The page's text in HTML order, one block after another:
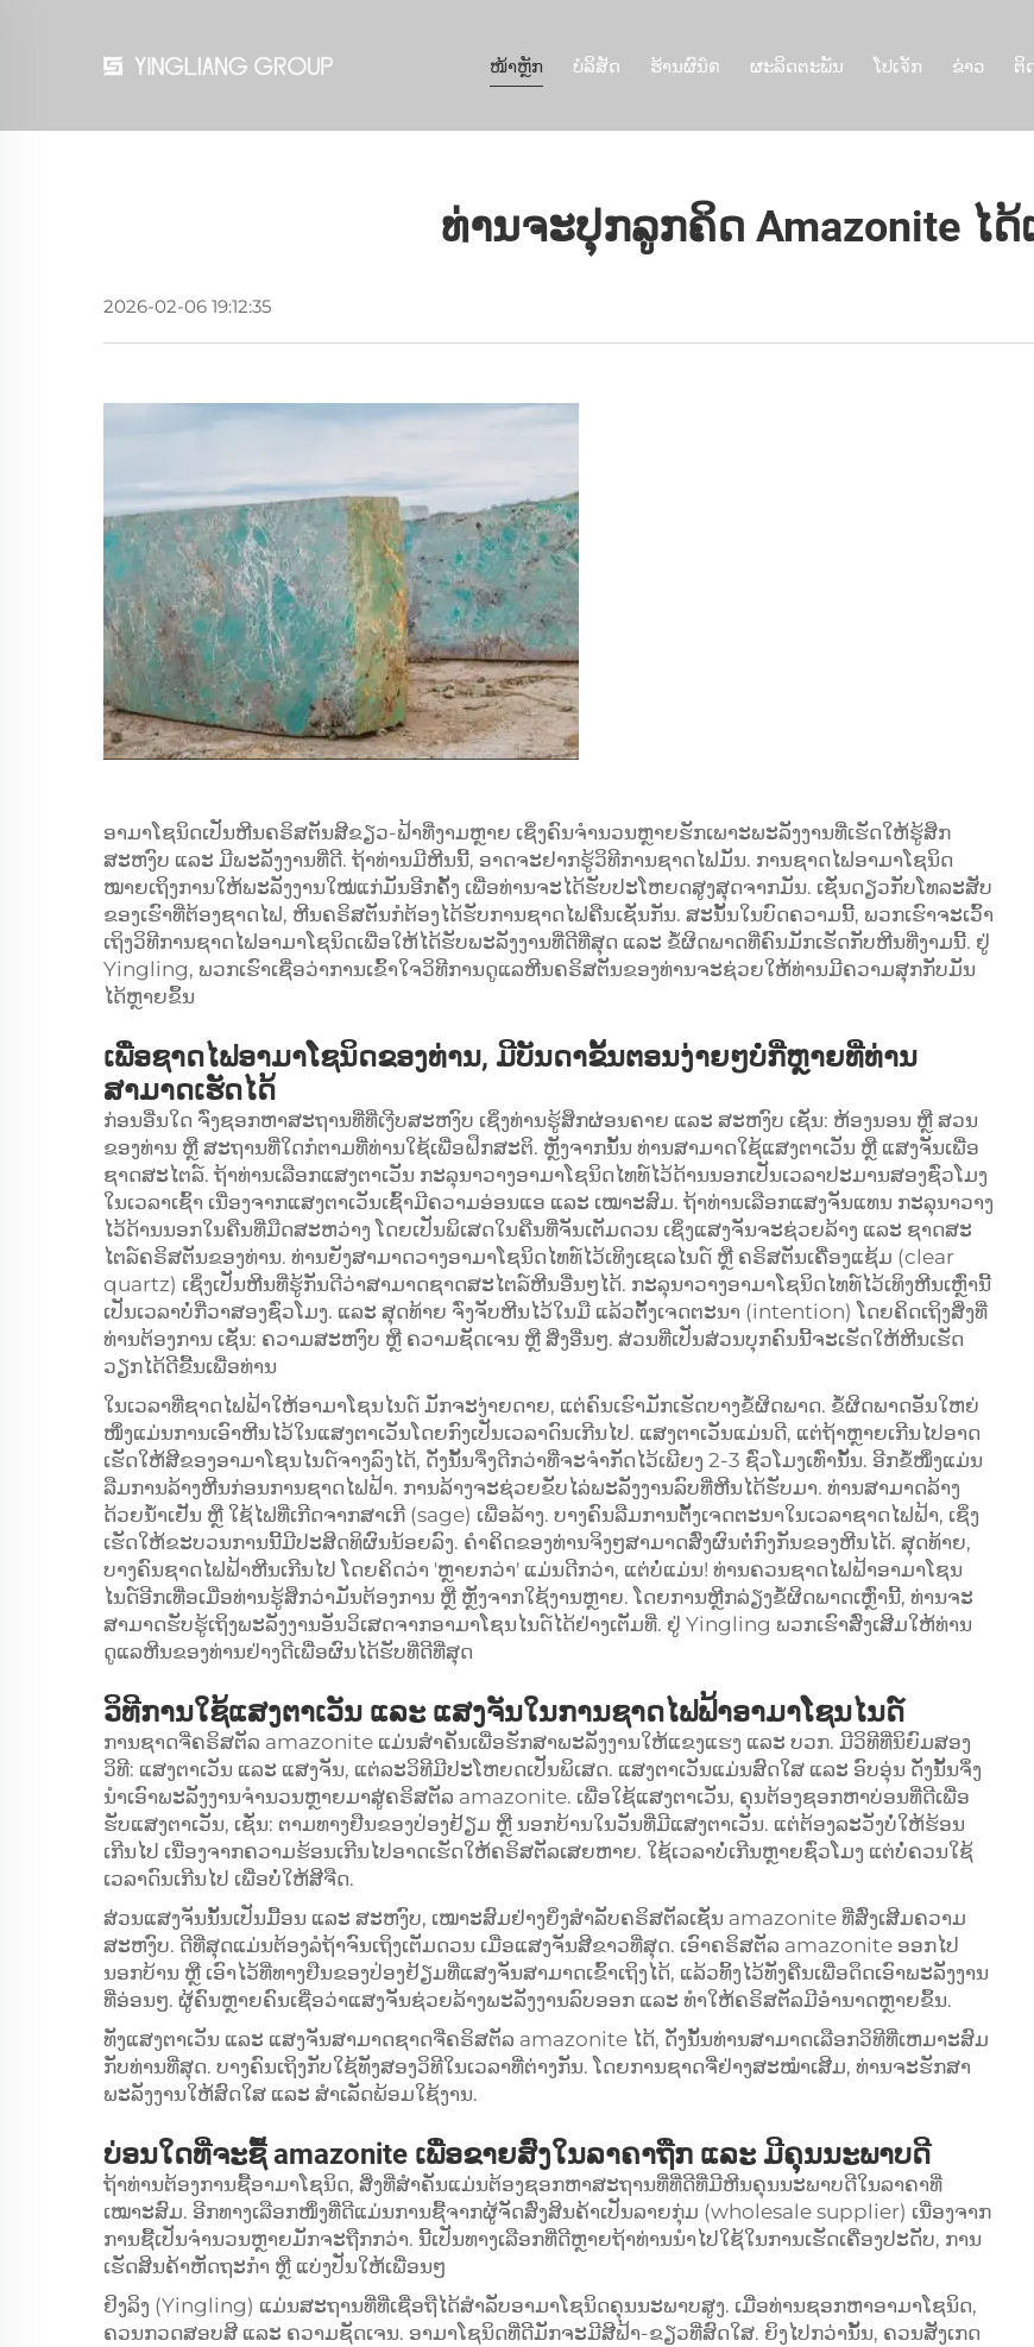
ໜ້າຫຼັກ ບໍລິສັດ ຮ້ານຜົນิต ຜະລິດຕະພັນ ໂປເจັກ ຂ່າວ ຕິ
ທ່ານຈະປຸກລູກຄິດ Amazonite ໄ
2026-02-06 19:12:35
ອາມາໂຊນິດເປັນຫີນຄຣິສຕັນສີຂຽວ-ຟ້າທີ່ງາມຫຼາຍ ເຊິ່ງຄົນຈຳນວນຫຼາຍຮັກເພາະພະລັງງານທີ່ເຮັດໃຫ້ຮູ້ສຶກ
ສະຫງົບ ແລະ ມີພະລັງງານທີ່ດີ. ຖ້າທ່ານມີຫີນນີ້, ອາດຈະຢາກຮູ້ວິທີການຊາດໄຟມັນ. ການຊາດໄຟອາມາໂຊນິດ
ໝາຍເຖິງການໃຫ້ພະລັງງານໃໝ່ແກ່ມັນອີກຄັ້ງ ເພື່ອທ່ານຈະໄດ້ຮັບປະໂຫຍດສູງສຸດຈາກມັນ. ເຊັ່ນດຽວກັບໂທລະສັບ
ຂອງເຮົາທີ່ຕ້ອງຊາດໄຟ, ຫີນຄຣິສຕັນກໍຕ້ອງໄດ້ຮັບການຊາດໄຟຄືນເຊັ່ນກັນ. ສະນັ້ນໃນບົດຄວາມນີ້, ພວກເຮົາຈະເວົ້າ
ເຖິງວິທີການຊາດໄຟອາມາໂຊນິດເພື່ອໃຫ້ໄດ້ຮັບພະລັງງານທີ່ດີທີ່ສຸດ ແລະ ຂໍ້ຜິດພາດທີ່ຄົນມັກເຮັດກັບຫີນທີ່ງາມນີ້. ຢູ່
Yingling, ພວກເຮົາເຊື່ອວ່າການເຂົ້າໃຈວິທີການດູແລຫີນຄຣິສຕັນຂອງທ່ານຈະຊ່ວຍໃຫ້ທ່ານມີຄວາມສຸກກັບມັນ
ໄດ້ຫຼາຍຂຶ້ນ
ເພື່ອຊາດໄຟອາມາໂຊນິດຂອງທ່ານ, ມີບັນດາຂັ້ນຕອນງ່າຍໆບໍ່ກີ່ຫຼາຍທີ່ທ່ານ
ສາມາດເຮັດໄດ້
ກ່ອນອື່ນໃດ ຈົ່ງຊອກຫາສະຖານທີ່ທີ່ເງີບສະຫງົບ ເຊິ່ງທ່ານຮູ້ສຶກຜ່ອນຄາຍ ແລະ ສະຫງົບ ເຊັ່ນ: ຫ້ອງນອນ ຫຼື ສວນ
ຂອງທ່ານ ຫຼື ສະຖານທີ່ໃດກໍຕາມທີ່ທ່ານໃຊ້ເພື່ອຝຶກສະຕິ. ຫຼັງຈາກນັ້ນ ທ່ານສາມາດໃຊ້ແສງຕາເວັນ ຫຼື ແສງຈັນເພື່ອ
ຊາດສະໄຕລ໌. ຖ້າທ່ານເລືອກແສງຕາເວັນ ກະລຸນາວາງອາມາໂຊນິດໄທທ໌ໄວ້ດ້ານນອກເປັນເວລາປະມານສອງຊົ່ວໂມງ
ໃນເວລາເຊົ້າ ເນື່ອງຈາກແສງຕາເວັນເຊົ້າມີຄວາມອ່ອນແອ ແລະ ເໝາະສົມ. ຖ້າທ່ານເລືອກແສງຈັນແທນ ກະລຸນາວາງ
ໄວ້ດ້ານນອກໃນຄືນທີ່ມືດສະຫວ່າງ ໂດຍເປັນພິເສດໃນຄືນທີ່ຈັນເຕັມດວນ ເຊິ່ງແສງຈັນຈະຊ່ວຍລ້າງ ແລະ ຊາດສະ
ໄຕລ໌ຄຣິສຕັນຂອງທ່ານ. ທ່ານຍັງສາມາດວາງອາມາໂຊນິດໄທທ໌ໄວ້ເທິງເຊເລໄນດ໌ ຫຼື ຄຣິສຕັນເຄື່ອງແຊ້ມ (clear
quartz) ເຊິ່ງເປັນຫີນທີ່ຮູ້ກັນດີວ່າສາມາດຊາດສະໄຕລ໌ຫີນອື່ນໆໄດ້. ກະລຸນາວາງອາມາໂຊນິດໄທທ໌ໄວ້ເທິງຫີນເຫຼົ່ານີ້
ເປັນເວລາບໍ່ກີ່ວາສອງຊົ່ວໂມງ. ແລະ ສຸດທ້າຍ ຈົ່ງຈັບຫີນໄວ້ໃນມື ແລ້ວຕັ້ງເຈດຕະນາ (intention) ໂດຍຄິດເຖິງສິ່ງທີ່
ທ່ານຕ້ອງການ ເຊັ່ນ: ຄວາມສະຫງົບ ຫຼື ຄວາມຊັດເຈນ ຫຼື ສິ່ງອື່ນໆ. ສ່ວນທີ່ເປັນສ່ວນບຸກຄົນນີ້ຈະເຮັດໃຫ້ຫີນເຮັດ
ວຽກໄດ້ດີຂື້ນເພື່ອທ່ານ
ໃນເວລາທີ່ຊາດໄຟຟ້າໃຫ້ອາມາໂຊນໄນດ໌ ມັກຈະງ່າຍດາຍ, ແຕ່ຄົນເຮົາມັກເຮັດບາງຂໍ້ຜິດພາດ. ຂໍ້ຜິດພາດອັນໃຫຍ່
ໜຶ່ງແມ່ນການເອົາຫີນໄວ້ໃນແສງຕາເວັນໂດຍກົງເປັນເວລາດົນເກີນໄປ. ແສງຕາເວັນແມ່ນດີ, ແຕ່ຖ້າຫຼາຍເກີນໄປອາດ
ເຮັດໃຫ້ສີຂອງອາມາໂຊນໄນດ໌ຈາງລົງໄດ້, ດັ່ງນັ້ນຈຶ່ງດີກວ່າທີ່ຈະຈຳກັດໄວ້ເພີຍງ 2-3 ຊົ່ວໂມງເທົ່ານັ້ນ. ອີກຂໍ້ໜຶ່ງແມ່ນ
ລືມການລ້າງຫີນກ່ອນການຊາດໄຟຟ້າ. ການລ້າງຈະຊ່ວຍຂັບໄລ່ພະລັງງານລົບທີ່ຫີນໄດ້ຮັບມາ. ທ່ານສາມາດລ້າງ
ດ້ວຍນ້ຳເຢັນ ຫຼື ໃຊ້ໄຟທີ່ເກີດຈາກສາເກີ (sage) ເພື່ອລ້າງ. ບາງຄົນລືມການຕັ້ງເຈດຕະນາໃນເວລາຊາດໄຟຟ້າ, ເຊິ່ງ
ເຮັດໃຫ້ຂະບວນການນີ້ມີປະສິດທິຜົນນ້ອຍລົງ. ຄຳຄິດຂອງທ່ານຈິງໆສາມາດສົ່ງຜົນຕໍ່ກົງກັນຂອງຫີນໄດ້. ສຸດທ້າຍ,
ບາງຄົນຊາດໄຟຟ້າຫີນເກີນໄປ ໂດຍຄິດວ່າ 'ຫຼາຍກວ່າ' ແມ່ນດີກວ່າ, ແຕ່ບໍ່ແມ່ນ! ທ່ານຄວນຊາດໄຟຟ້າອາມາໂຊນ
ໄນດ໌ອີກເທື່ອເມື່ອທ່ານຮູ້ສຶກວ່າມັນຕ້ອງການ ຫຼື ຫຼັງຈາກໃຊ້ງານຫຼາຍ. ໂດຍການຫຼີກລ່ຽງຂໍ້ຜິດພາດເຫຼົ່ານີ້, ທ່ານຈະ
ສາມາດຮັບຮູ້ເຖິງພະລັງງານອັນວິເສດຈາກອາມາໂຊນໄນດ໌ໄດ້ຢ່າງເຕັມທີ່. ຢູ່ Yingling ພວກເຮົາສົ່ງເສີມໃຫ້ທ່ານ
ດູແລຫີນຂອງທ່ານຢ່າງດີເພື່ອຜົນໄດ້ຮັບທີ່ດີທີ່ສຸດ
ວິທີການໃຊ້ແສງຕາເວັນ ແລະ ແສງຈັນໃນການຊາດໄຟຟ້າອາມາໂຊນໄນດ໌
ການຊາດຈີ່ຄຣິສຕັລ amazonite ແມ່ນສຳຄັນເພື່ອຮັກສາພະລັງງານໃຫ້ແຂງແຮງ ແລະ ບວກ. ມີວິທີທີ່ນິຍົມສອງ
ວິທີ: ແສງຕາເວັນ ແລະ ແສງຈັນ, ແຕ່ລະວິທີມີປະໂຫຍດເປັນພິເສດ. ແສງຕາເວັນແມ່ນສົດໃສ ແລະ ອົບອຸ່ນ ດັ່ງນັ້ນຈຶ່ງ
ນຳເອົາພະລັງງານຈຳນວນຫຼາຍມາສູ່ຄຣິສຕັລ amazonite. ເພື່ອໃຊ້ແສງຕາເວັນ, ຄຸນຕ້ອງຊອກຫາບ່ອນທີ່ດີເພື່ອ
ຮັບແສງຕາເວັນ, ເຊັ່ນ: ຕາມທາງຢືນຂອງປ່ອງຢ້ຽມ ຫຼື ນອກບ້ານໃນວັນທີ່ມີແສງຕາເວັນ. ແຕ່ຕ້ອງລະວັງບໍ່ໃຫ້ຮ້ອນ
ເກີນໄປ ເນື່ອງຈາກຄວາມຮ້ອນເກີນໄປອາດເຮັດໃຫ້ຄຣິສຕັລເສຍຫາຍ. ໃຊ້ເວລາບໍ່ເກີນຫຼາຍຊົ່ວໂມງ ແຕ່ບໍ່ຄວນໃຊ້
ເວລາດົນເກີນໄປ ເພື່ອບໍ່ໃຫ້ສີຈືດ.
ສ່ວນແສງຈັນນັ້ນເປັນມື້ອນ ແລະ ສະຫງົບ, ເໝາະສົມຢ່າງຍິ່ງສຳລັບຄຣິສຕັລເຊັ່ນ amazonite ທີ່ສົ່ງເສີມຄວາມ
ສະຫງົບ. ດີທີ່ສຸດແມ່ນຕ້ອງລໍຖ້າຈົນເຖິງເຕັມດວນ ເມື່ອແສງຈັນສີຂາວທີ່ສຸດ. ເອົາຄຣິສຕັລ amazonite ອອກໄປ
ນອກບ້ານ ຫຼື ເອົາໄວ້ທີ່ທາງຢືນຂອງປ່ອງຢ້ຽມທີ່ແສງຈັນສາມາດເຂົ້າເຖິງໄດ້, ແລ້ວທິ້ງໄວ້ທັງຄືນເພື່ອດຶດເອົາພະລັງງານ
ທີ່ອ່ອນໆ. ຜູ້ຄົນຫຼາຍຄົນເຊື່ອວ່າແສງຈັນຊ່ວຍລ້າງພະລັງງານລົບອອກ ແລະ ທຳໃຫ້ຄຣິສຕັລມີອຳນາດຫຼາຍຂຶ້ນ.
ທັງແສງຕາເວັນ ແລະ ແສງຈັນສາມາດຊາດຈີ່ຄຣິສຕັລ amazonite ໄດ້, ດັ່ງນັ້ນທ່ານສາມາດເລືອກວິທີທີ່ເຫມາະສົມ
ກັບທ່ານທີ່ສຸດ. ບາງຄົນເຖິງກັບໃຊ້ທັງສອງວິທີໃນເວລາທີ່ຕ່າງກັນ. ໂດຍການຊາດຈີ່ຢ່າງສະໝຳເສີມ, ທ່ານຈະຮັກສາ
ພະລັງງານໃຫ້ສົດໃສ ແລະ ສຳເລັດພ້ອມໃຊ້ງານ.
ບ່ອນໃດທີ່ຈະຊື້ amazonite ເພື່ອຂາຍສົ່ງໃນລາຄາຖືກ ແລະ ມີຄຸນນະພາບດີ
ຖ້າທ່ານຕ້ອງການຊື້ອາມາໂຊນິດ, ສິ່ງທີ່ສຳຄັນແມ່ນຕ້ອງຊອກຫາສະຖານທີ່ທີ່ດີທີ່ມີຫີນຄຸນນະພາບດີໃນລາຄາທີ່
ເໝາະສົມ. ອີກທາງເລືອກໜຶ່ງທີ່ດີແມ່ນການຊື້ຈາກຜູ້ຈັດສົ່ງສິນຄ້າເປັນລາຍກຸ່ມ (wholesale supplier) ເນື່ອງຈາກ
ການຊື້ເປັນຈຳນວນຫຼາຍມັກຈະຖືກກວ່າ. ນີ້ເປັນທາງເລືອກທີ່ດີຫຼາຍຖ້າທ່ານນຳໄປໃຊ້ໃນການເຮັດເຄື່ອງປະດັບ, ການ
ເຮັດສິນຄ້າຫັດຖະກຳ ຫຼື ແບ່ງປັນໃຫ້ເພື່ອນໆ
ຢິງລິງ (Yingling) ແມ່ນສະຖານທີ່ທີ່ເຊື່ອຖືໄດ້ສຳລັບອາມາໂຊນິດຄຸນນະພາບສູງ. ເມື່ອທ່ານຊອກຫາອາມາໂຊນິດ,
ຄວນກວດສອບສີ ແລະ ຄວາມຊັດເຈນ. ອາມາໂຊນິດທີ່ດີມັກຈະມີສີຟ້າ-ຂຽວທີ່ສົດໃສ. ຍິງໄປກວ່ານັ້ນ, ຄວນສັງເກດ